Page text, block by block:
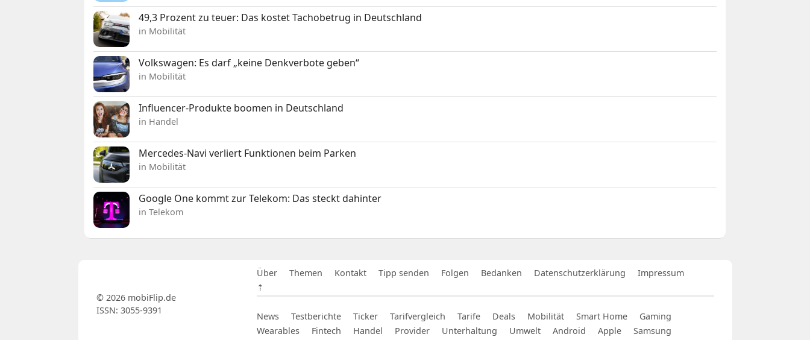
49,3 Prozent zu teuer: Das kostet Tachobetrug in Deutschland
in Mobilität
Volkswagen: Es darf „keine Denkverbote geben“
in Mobilität
Influencer-Produkte boomen in Deutschland
in Handel
Mercedes-Navi verliert Funktionen beim Parken
in Mobilität
Google One kommt zur Telekom: Das steckt dahinter
in Telekom
Über Themen Kontakt Tipp senden Folgen Bedanken Datenschutzerklärung
Impressum
⇡
News Testberichte Ticker Tarifvergleich Tarife Deals Mobilität Smart Home
Gaming
Wearables
Fintech Handel Provider Unterhaltung Umwelt Android Apple
Samsung
© 2026 mobiFlip.de
ISSN: 3055-9391